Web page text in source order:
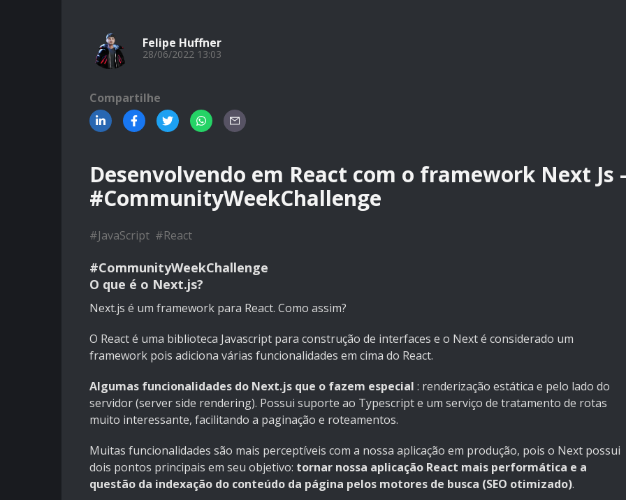
Felipe Huffner
28/06/2022 13:03
Compartilhe
Desenvolvendo em React com o framework Next Js -
#CommunityWeekChallenge
#JavaScript #React
#CommunityWeekChallenge
O que é o Next.js?
Next.js é um framework para React. Como assim?
O React é uma biblioteca Javascript para construção de interfaces e o Next é considerado um
framework pois adiciona várias funcionalidades em cima do React.
Algumas funcionalidades do Next.js que o fazem especial : renderização estática e pelo lado do
servidor (server side rendering). Possui suporte ao Typescript e um serviço de tratamento de rotas
muito interessante, facilitando a paginação e roteamentos.
Muitas funcionalidades são mais perceptíveis com a nossa aplicação em produção, pois o Next possui
dois pontos principais em seu objetivo: tornar nossa aplicação React mais performática e a
questão da indexação do conteúdo da página pelos motores de busca (SEO otimizado).